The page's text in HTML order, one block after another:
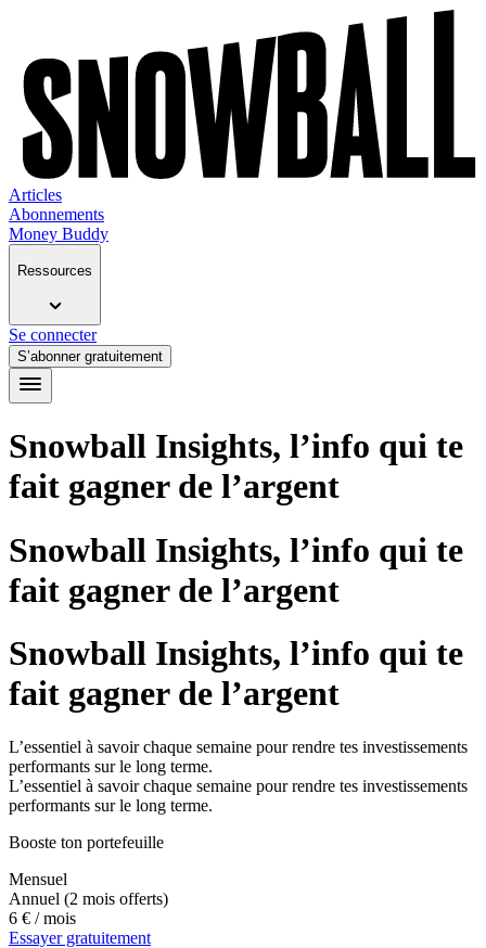
Articles
Abonnements
Money Buddy
Ressources
Se connecter
S’abonner gratuitement
Snowball Insights, l’info qui te
fait gagner de l’argent
Snowball Insights, l’info qui te
fait gagner de l’argent
Snowball Insights, l’info qui te
fait gagner de l’argent
L’essentiel à savoir chaque semaine pour rendre tes investissements
performants sur le long terme.
L’essentiel à savoir chaque semaine pour rendre tes investissements
performants sur le long terme.
Booste ton portefeuille
Mensuel
Annuel (2 mois offerts)
6 € / mois
Essayer gratuitement